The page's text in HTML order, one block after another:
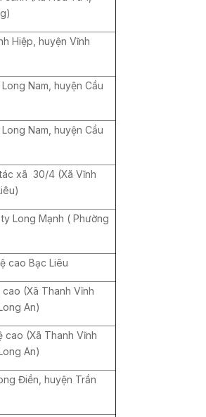
Hiệp, huyện Vĩnh
Nam, huyện Cầu
Nam, huyện Cầu
xã 30/4 (Xã Vĩnh
Long Mạnh ( Phường
cao Bạc Liêu
(Xã Thanh Vĩnh
An)
cao (Xã Thanh Vĩnh
An)
Điền, huyện Trần